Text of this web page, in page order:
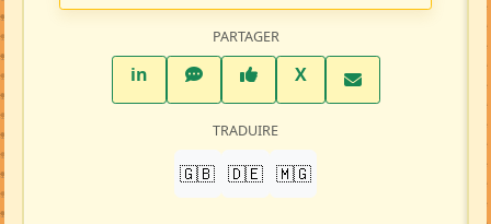
PARTAGER
inLinkedInWhatsAppFacebook
XTwitter X
TRADUIRE
🇬🇧 🇩🇪 🇲🇬